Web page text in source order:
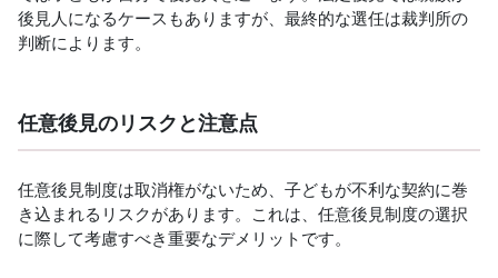
後見人になるケースもありますが、最終的な選任は裁判所の
判断によります。
任意後見のリスクと注意点
任意後見制度は取消権がないため、子どもが不利な契約に巻
き込まれるリスクがあります。これは、任意後見制度の選択
に際して考慮すべき重要なデメリットです。